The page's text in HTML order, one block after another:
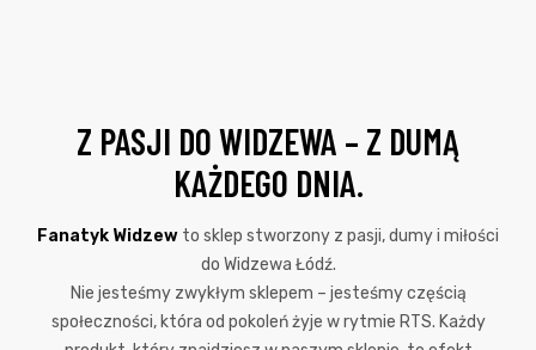
Z PASJI DO WIDZEWA – Z DUMĄ
KAŻDEGO DNIA.
Fanatyk Widzew to sklep stworzony z pasji, dumy i miłości
do Widzewa Łódź.
Nie jesteśmy zwykłym sklepem – jesteśmy częścią
społeczności, która od pokoleń żyje w rytmie RTS. Każdy